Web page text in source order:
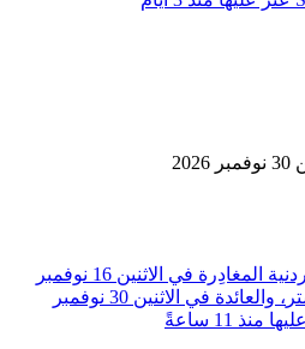
تحديد رحلة طيران ⁦الملكية الأردنية⁩ المغادِرة في ⁦الاثنين 16 نوفمبر
2026⁩ من ⁦الرياض⁩ إلى ⁦مانشيستر⁩، والعائدة في ⁦الاثنين 30 نوفمبر